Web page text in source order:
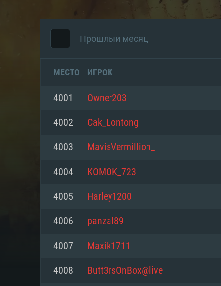
Прошлый месяц
МЕСТО ИГРОК
4001 Owner203
4002 Cak_Lontong
4003 MavisVermillion_
4004 KOMOK_723
4005 Harley1200
4006 panzal89
4007 Maxik1711
4008 Butt3rsOnBox@live